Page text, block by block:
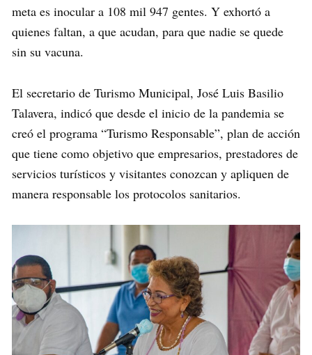
meta es inocular a 108 mil 947 gentes. Y exhortó a
quienes faltan, a que acudan, para que nadie se quede
sin su vacuna.
El secretario de Turismo Municipal, José Luis Basilio
Talavera, indicó que desde el inicio de la pandemia se
creó el programa “Turismo Responsable”, plan de acción
que tiene como objetivo que empresarios, prestadores de
servicios turísticos y visitantes conozcan y apliquen de
manera responsable los protocolos sanitarios.